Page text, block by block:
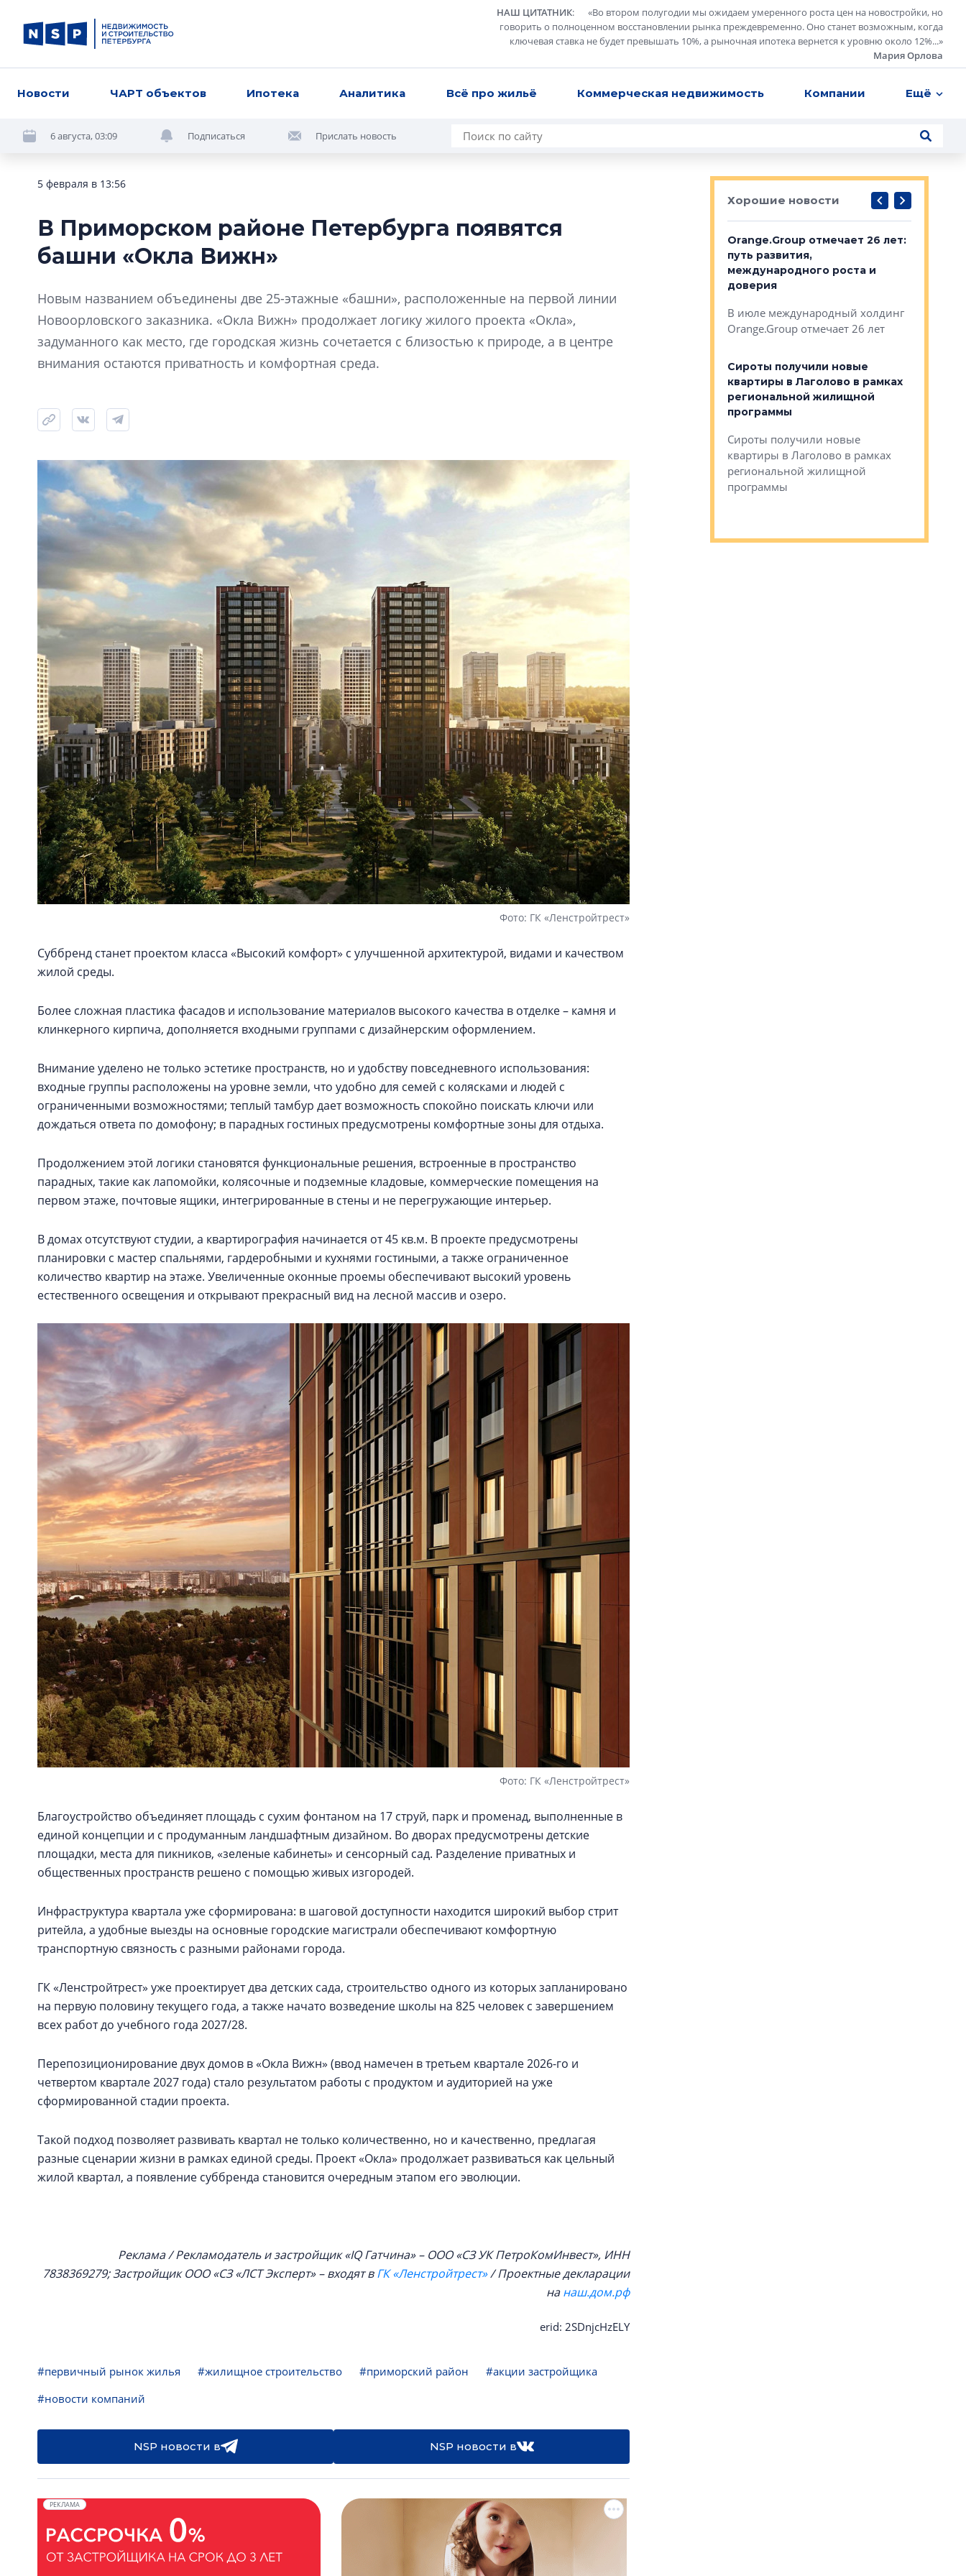
НАШ ЦИТАТНИК: «Во втором полугодии мы ожидаем умеренного роста цен на новостройки, но
говорить о полноценном восстановлении рынка преждевременно. Оно станет возможным, когда
ключевая ставка не будет превышать 10%, а рыночная ипотека вернется к уровню около 12%...»
Мария Орлова
Новости ЧАРТ объектов Ипотека Аналитика Всё про жильё Коммерческая недвижимость Компании Ещё
6 августа, 03:09 Подписаться Прислать новость
5 февраля в 13:56
В Приморском районе Петербурга появятся
башни «Окла Вижн»
Новым названием объединены две 25-этажные «башни», расположенные на первой линии
Новоорловского заказника. «Окла Вижн» продолжает логику жилого проекта «Окла»,
задуманного как место, где городская жизнь сочетается с близостью к природе, а в центре
внимания остаются приватность и комфортная среда.
Фото: ГК «Ленстройтрест»
Суббренд станет проектом класса «Высокий комфорт» с улучшенной архитектурой, видами и качеством
жилой среды.
Более сложная пластика фасадов и использование материалов высокого качества в отделке – камня и
клинкерного кирпича, дополняется входными группами с дизайнерским оформлением.
Внимание уделено не только эстетике пространств, но и удобству повседневного использования:
входные группы расположены на уровне земли, что удобно для семей с колясками и людей с
ограниченными возможностями; теплый тамбур дает возможность спокойно поискать ключи или
дождаться ответа по домофону; в парадных гостиных предусмотрены комфортные зоны для отдыха.
Продолжением этой логики становятся функциональные решения, встроенные в пространство
парадных, такие как лапомойки, колясочные и подземные кладовые, коммерческие помещения на
первом этаже, почтовые ящики, интегрированные в стены и не перегружающие интерьер.
В домах отсутствуют студии, а квартирография начинается от 45 кв.м. В проекте предусмотрены
планировки с мастер спальнями, гардеробными и кухнями гостиными, а также ограниченное
количество квартир на этаже. Увеличенные оконные проемы обеспечивают высокий уровень
естественного освещения и открывают прекрасный вид на лесной массив и озеро.
Фото: ГК «Ленстройтрест»
Благоустройство объединяет площадь с сухим фонтаном на 17 струй, парк и променад, выполненные в
единой концепции и с продуманным ландшафтным дизайном. Во дворах предусмотрены детские
площадки, места для пикников, «зеленые кабинеты» и сенсорный сад. Разделение приватных и
общественных пространств решено с помощью живых изгородей.
Инфраструктура квартала уже сформирована: в шаговой доступности находится широкий выбор стрит
ритейла, а удобные выезды на основные городские магистрали обеспечивают комфортную
транспортную связность с разными районами города.
ГК «Ленстройтрест» уже проектирует два детских сада, строительство одного из которых запланировано
на первую половину текущего года, а также начато возведение школы на 825 человек с завершением
всех работ до учебного года 2027/28.
Перепозиционирование двух домов в «Окла Вижн» (ввод намечен в третьем квартале 2026-го и
четвертом квартале 2027 года) стало результатом работы с продуктом и аудиторией на уже
сформированной стадии проекта.
Такой подход позволяет развивать квартал не только количественно, но и качественно, предлагая
разные сценарии жизни в рамках единой среды. Проект «Окла» продолжает развиваться как цельный
жилой квартал, а появление суббренда становится очередным этапом его эволюции.
Реклама / Рекламодатель и застройщик «IQ Гатчина» – ООО «СЗ УК ПетроКомИнвест», ИНН
7838369279; Застройщик ООО «СЗ «ЛСТ Эксперт» – входят вГК «Ленстройтрест»/ Проектные декларации
нанаш.дом.рф
erid: 2SDnjcHzELY
#первичный рынок жилья #жилищное строительство #приморский район
#акции застройщика
#новости компаний
NSP новости в NSP новости в
РЕКЛАМА
Хорошие новости
В Санкт-Петербурге выбрали
девятый сезон творческого
конкурса строителей «Нам песня
строить и жить помогает»
Петербурга появился еще один
центр совмещенного образования
Orange.Group отмечает 26 лет:
путь развития,
международного роста и
доверия
В июле международный холдинг
Orange.Group отмечает 26 лет
Сироты получили новые
квартиры в Лаголово в рамках
региональной жилищной
программы
Сироты получили новые
квартиры в Лаголово в рамках
региональной жилищной
программы